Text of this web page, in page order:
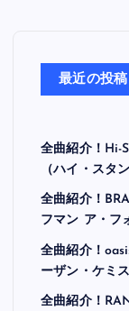
最近の投稿
全曲紹介！Hi-
（ハイ・スタ
全曲紹介！
フマン ア・フ
全曲紹介！
ーザン・ケミス
全曲紹介！